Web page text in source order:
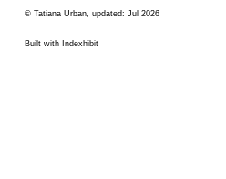
© Tatiana Urban, updated: Jul 2026
Built with Indexhibit